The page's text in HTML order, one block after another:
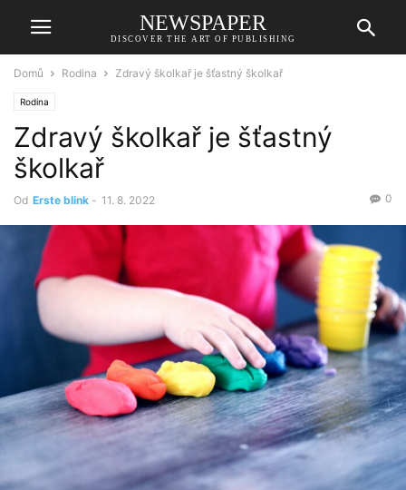
NEWSPAPER
DISCOVER THE ART OF PUBLISHING
Domů Rodina Zdravý školkař je šťastný školkař
Rodina
Zdravý školkař je šťastný
školkař
Od Erste blink - 11. 8. 2022 0